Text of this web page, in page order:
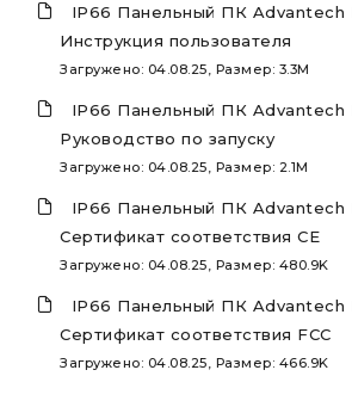
IP66 Панельный ПК Advantech
Инструкция пользователя
Загружено: 04.08.25, Размер: 3.3M
IP66 Панельный ПК Advantech
Руководство по запуску
Загружено: 04.08.25, Размер: 2.1M
IP66 Панельный ПК Advantech
Сертификат соответствия CE
Загружено: 04.08.25, Размер: 480.9K
IP66 Панельный ПК Advantech
Сертификат соответствия FCC
Загружено: 04.08.25, Размер: 466.9K